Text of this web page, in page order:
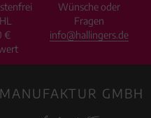
€
Wünsche oder
Fragen
info@hallingers.de
GMBH